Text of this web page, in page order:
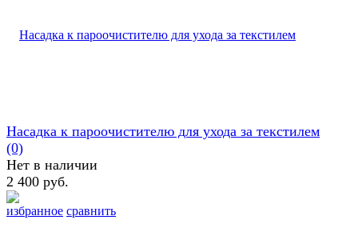
избранное сравнить
Насадка к пароочистителю для ухода за текстилем
(0)
Нет в наличии
2 400 руб.